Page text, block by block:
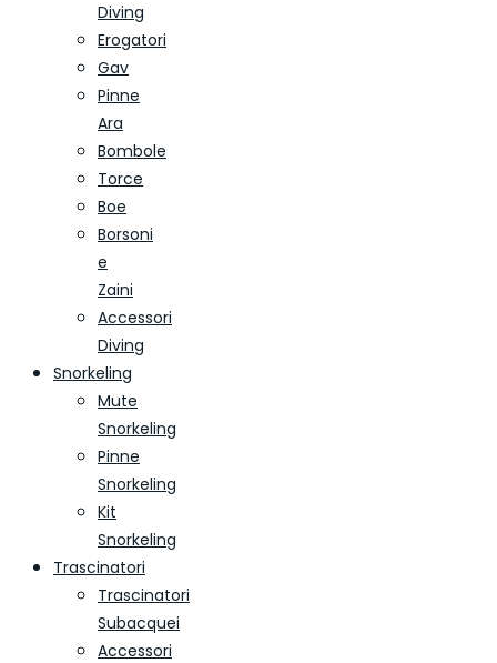
Diving
Erogatori
Gav
Pinne
Ara
Bombole
Torce
Boe
Borsoni
e
Zaini
Accessori
Diving
Snorkeling
Mute
Snorkeling
Pinne
Snorkeling
Kit
Snorkeling
Trascinatori
Trascinatori
Subacquei
Accessori